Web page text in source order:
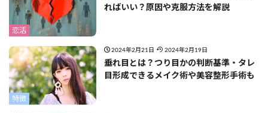
恋活
ればいい？原因や克服方法を解説
特徴
2024年2月21日 2024年2月19日
垂れ目とは？つり目かの判断基準・タレ
目形成できるメイク術や美容整形手術も